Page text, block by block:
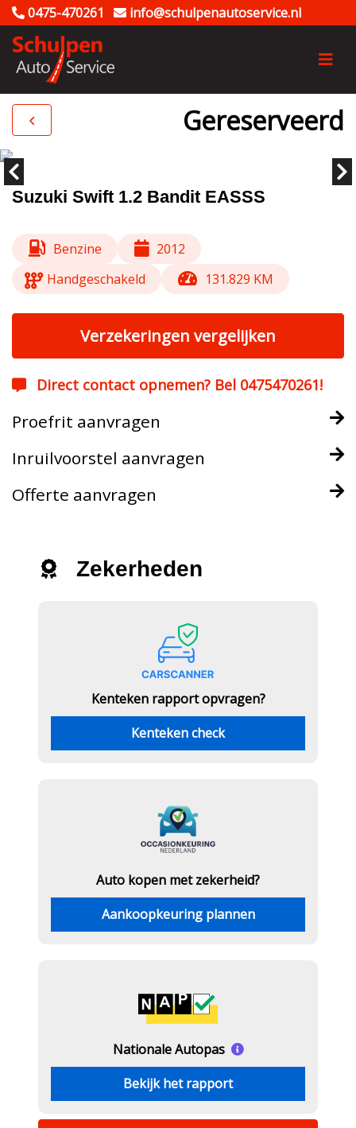
0475-470261 info@schulpenautoservice.nl
Gereserveerd
Suzuki Swift 1.2 Bandit EASSS
Benzine
2012
Handgeschakeld
131.829 KM
Verzekeringen vergelijken
Direct contact opnemen? Bel 0475470261!
Proefrit aanvragen
Inruilvoorstel aanvragen
Offerte aanvragen
Zekerheden
Kenteken rapport opvragen?
Kenteken check
Auto kopen met zekerheid?
Aankoopkeuring plannen
Nationale Autopas
Bekijk het rapport